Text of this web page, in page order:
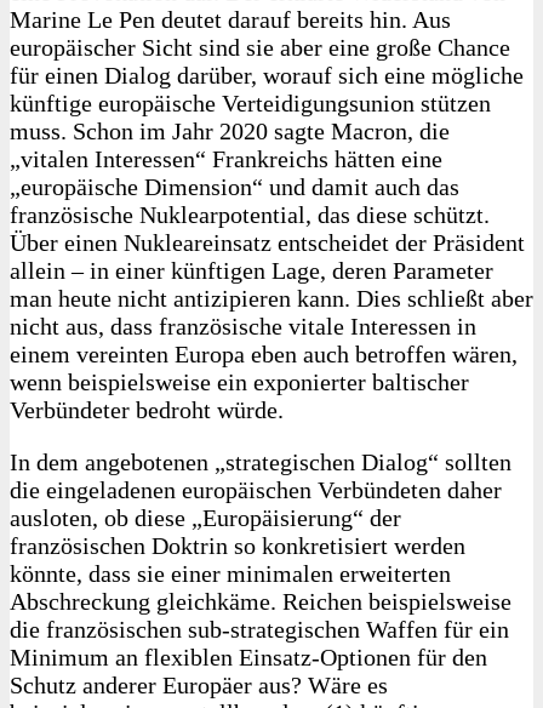
Marine Le Pen deutet darauf bereits hin. Aus
europäischer Sicht sind sie aber eine große Chance
für einen Dialog darüber, worauf sich eine mögliche
künftige europäische Verteidigungsunion stützen
muss. Schon im Jahr 2020 sagte Macron, die
„vitalen Interessen“ Frankreichs hätten eine
„europäische Dimension“ und damit auch das
französische Nuklearpotential, das diese schützt.
Über einen Nukleareinsatz entscheidet der Präsident
allein – in einer künftigen Lage, deren Parameter
man heute nicht antizipieren kann. Dies schließt aber
nicht aus, dass französische vitale Interessen in
einem vereinten Europa eben auch betroffen wären,
wenn beispielsweise ein exponierter baltischer
Verbündeter bedroht würde.
In dem angebotenen „strategischen Dialog“ sollten
die eingeladenen europäischen Verbündeten daher
ausloten, ob diese „Europäisierung“ der
französischen Doktrin so konkretisiert werden
könnte, dass sie einer minimalen erweiterten
Abschre­ckung gleichkäme. Reichen beispielsweise
die französischen sub-strategischen Waffen für ein
Minimum an flexiblen Einsatz-Optionen für den
Schutz anderer Europäer aus? Wäre es